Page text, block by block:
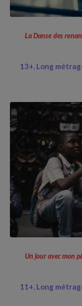
La Danse des
13+ Long
Un jour avec mon
11+ Long